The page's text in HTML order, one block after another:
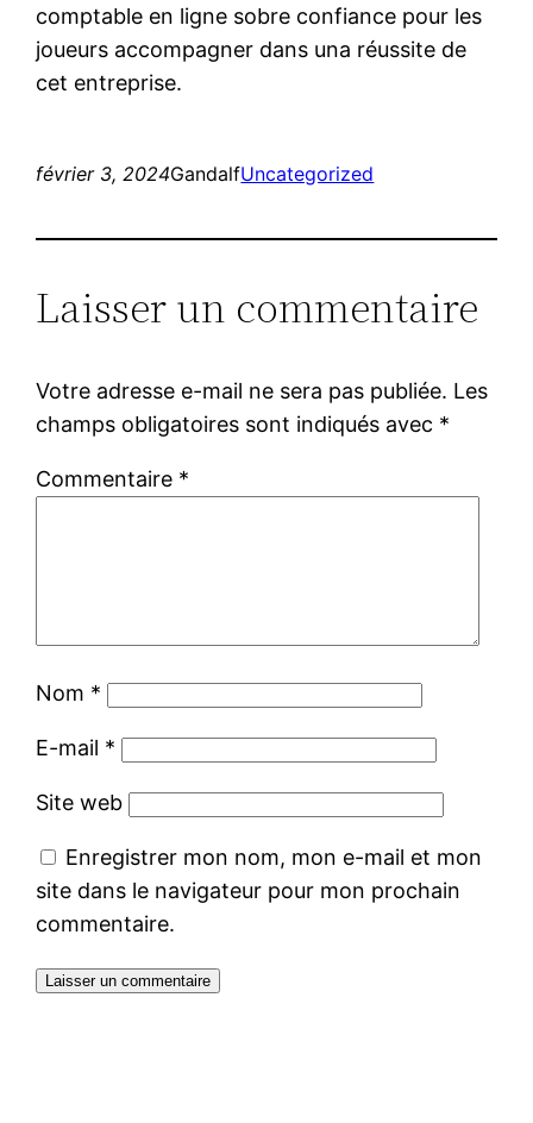
comptable en ligne sobre confiance pour les
joueurs accompagner dans una réussite de
cet entreprise.
février 3, 2024GandalfUncategorized
Laisser un commentaire
Votre adresse e-mail ne sera pas publiée. Les
champs obligatoires sont indiqués avec *
Commentaire *
Nom *
E-mail *
Site web
Enregistrer mon nom, mon e-mail et mon
site dans le navigateur pour mon prochain
commentaire.